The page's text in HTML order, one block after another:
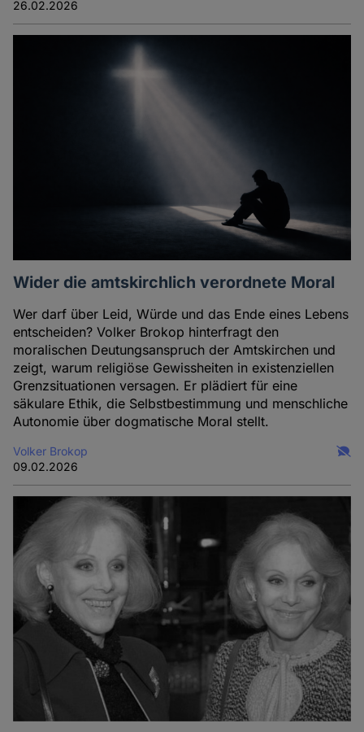
26.02.2026
Wider die amtskirchlich verordnete Moral
Wer darf über Leid, Würde und das Ende eines Lebens
entscheiden? Volker Brokop hinterfragt den
moralischen Deutungsanspruch der Amtskirchen und
zeigt, warum religiöse Gewissheiten in existenziellen
Grenzsituationen versagen. Er plädiert für eine
säkulare Ethik, die Selbstbestimmung und menschliche
Autonomie über dogmatische Moral stellt.
Volker Brokop
09.02.2026